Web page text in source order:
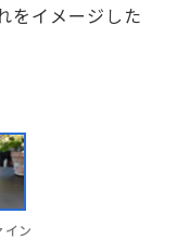
をイメージした
イン